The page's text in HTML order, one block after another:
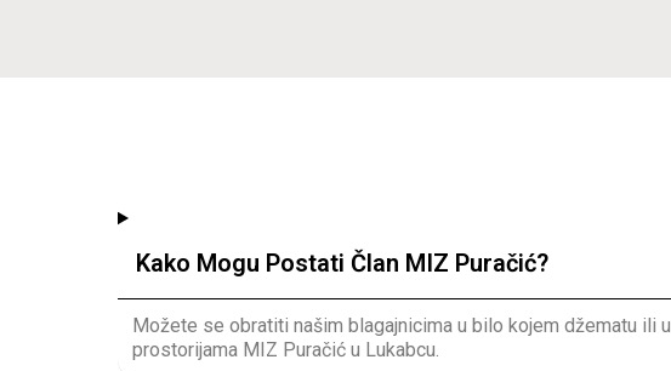
Kako Mogu Postati Član MIZ Puračić?
Možete se obratiti našim blagajnicima u bilo kojem džematu ili u
prostorijama MIZ Puračić u Lukabcu.